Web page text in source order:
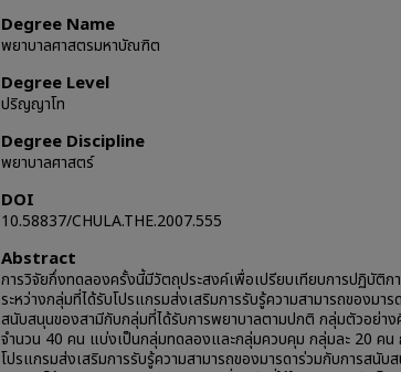
Degree Name
พยาบาลศาสตรมหาบัณฑิต
Degree Level
ปริญญาโท
Degree Discipline
พยาบาลศาสตร์
DOI
10.58837/CHULA.THE.2007.555
Abstract
การวิจัยกึ่งทดลองครั้งนี้มีวัตถุประสงค์เพื่อเปรียบเทียบการปฏิบัติ
ระหว่างกลุ่มที่ได้รับโปรแกรมส่งเสริมการรับรู้ความสามารถของมาร
สนับสนุนของสามีกับกลุ่มที่ได้รับการพยาบาลตามปกติ กลุ่มตัวอย่า
จำนวน 40 คน แบ่งเป็นกลุ่มทดลองและกลุ่มควบคุม กลุ่มละ 20 คน
โปรแกรมส่งเสริมการรับรู้ความสามารถของมารดาร่วมกับการสนั